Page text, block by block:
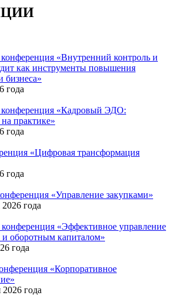
«Внутренний контроль и
как инструменты повышения
бизнеса»
года
конференция «Кадровый ЭДО:
практике»
года
«Цифровая трансформация
года
«Управление закупками»
2026 года
«Эффективное управление
оборотным капиталом»
года
«Корпоративное
2026 года